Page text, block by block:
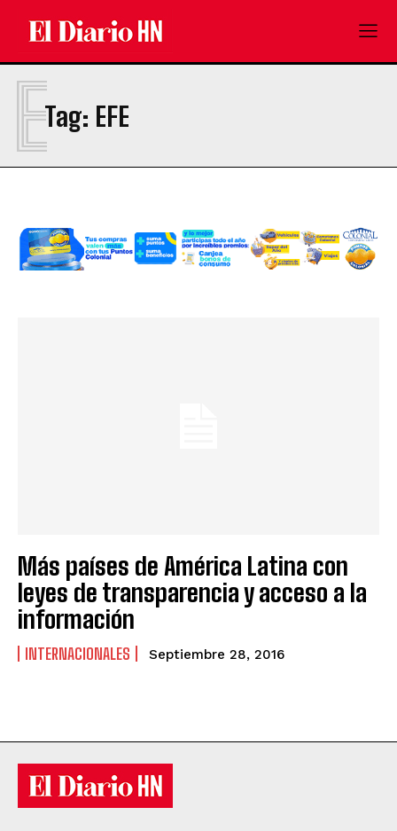
Tag: EFE
E
Más países de América Latina con
leyes de transparencia y acceso a la
información
INTERNACIONALES Septiembre 28, 2016